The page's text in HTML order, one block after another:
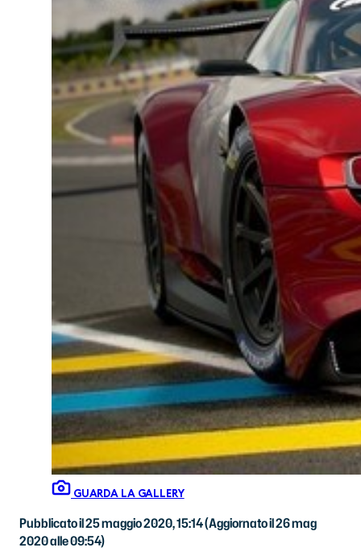
GUARDA LA GALLERY
Pubblicato il 25 maggio 2020, 15:14(Aggiornato il 26 mag
2020 alle 09:54)